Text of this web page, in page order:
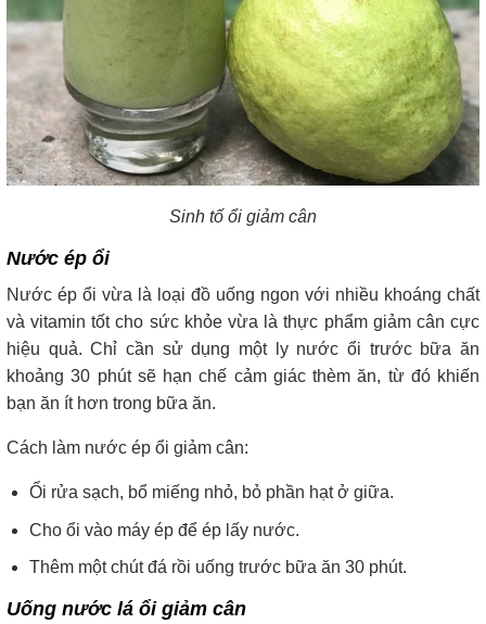
Sinh tố ổi giảm cân
Nước ép ổi
Nước ép ổi vừa là loại đồ uống ngon với nhiều khoáng chất
và vitamin tốt cho sức khỏe vừa là thực phẩm giảm cân cực
hiệu quả. Chỉ cần sử dụng một ly nước ổi trước bữa ăn
khoảng 30 phút sẽ hạn chế cảm giác thèm ăn, từ đó khiến
bạn ăn ít hơn trong bữa ăn.
Cách làm nước ép ổi giảm cân:
Ổi rửa sạch, bổ miếng nhỏ, bỏ phần hạt ở giữa.
Cho ổi vào máy ép để ép lấy nước.
Thêm một chút đá rồi uống trước bữa ăn 30 phút.
Uống nước lá ổi giảm cân